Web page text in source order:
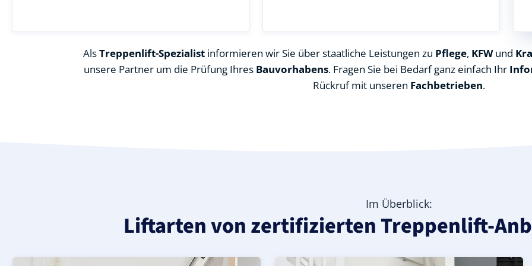
AlsTreppenlift-Spezialist informieren wir Sie über staatliche Leistungen zu Pflege, KFWund
unsere Partner um die Prüfung Ihres Bauvorhabens. Fragen Sie bei Bedarf ganz einfach Ihr
Rückruf mit unseren Fachbetrieben.
Im Überblick:
Liftarten von zertifizierten Treppenlift-